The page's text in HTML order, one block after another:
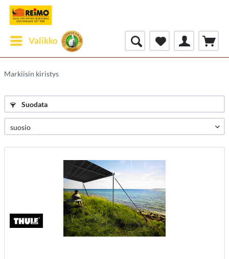
Valikko
Markiisin kiristys
Suodata